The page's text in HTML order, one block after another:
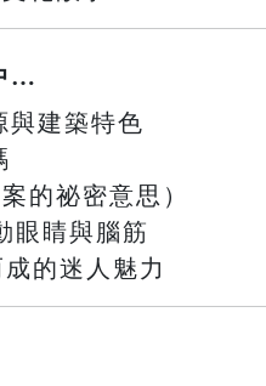
…
建築特色
的祕密意思）
眼睛與腦筋
的迷人魅力